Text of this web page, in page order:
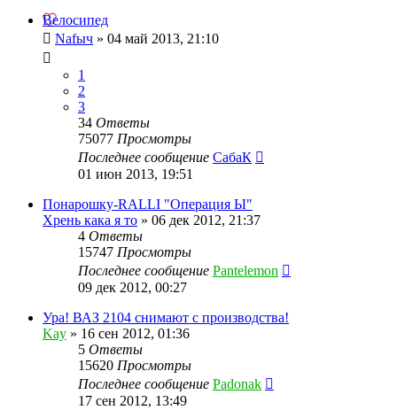
Велосипед
Nafыч » 04 май 2013, 21:10
1
2
3
34 Ответы
75077 Просмотры
Последнее сообщение СабаК
01 июн 2013, 19:51
Понарошку-RALLI "Операция Ы"
Хрень кака я то » 06 дек 2012, 21:37
4 Ответы
15747 Просмотры
Последнее сообщение Pantelemon
09 дек 2012, 00:27
Ура! ВАЗ 2104 снимают с производства!
Kay » 16 сен 2012, 01:36
5 Ответы
15620 Просмотры
Последнее сообщение Padonak
17 сен 2012, 13:49